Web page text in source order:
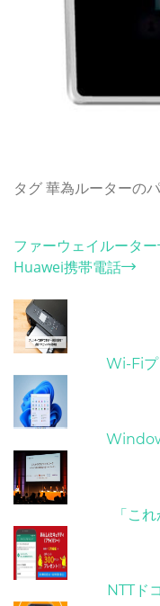
タグ華為ルーターの
ファーウェイルーター
Huawei携帯電話
Wi-Fiプ
「こ
NTTド